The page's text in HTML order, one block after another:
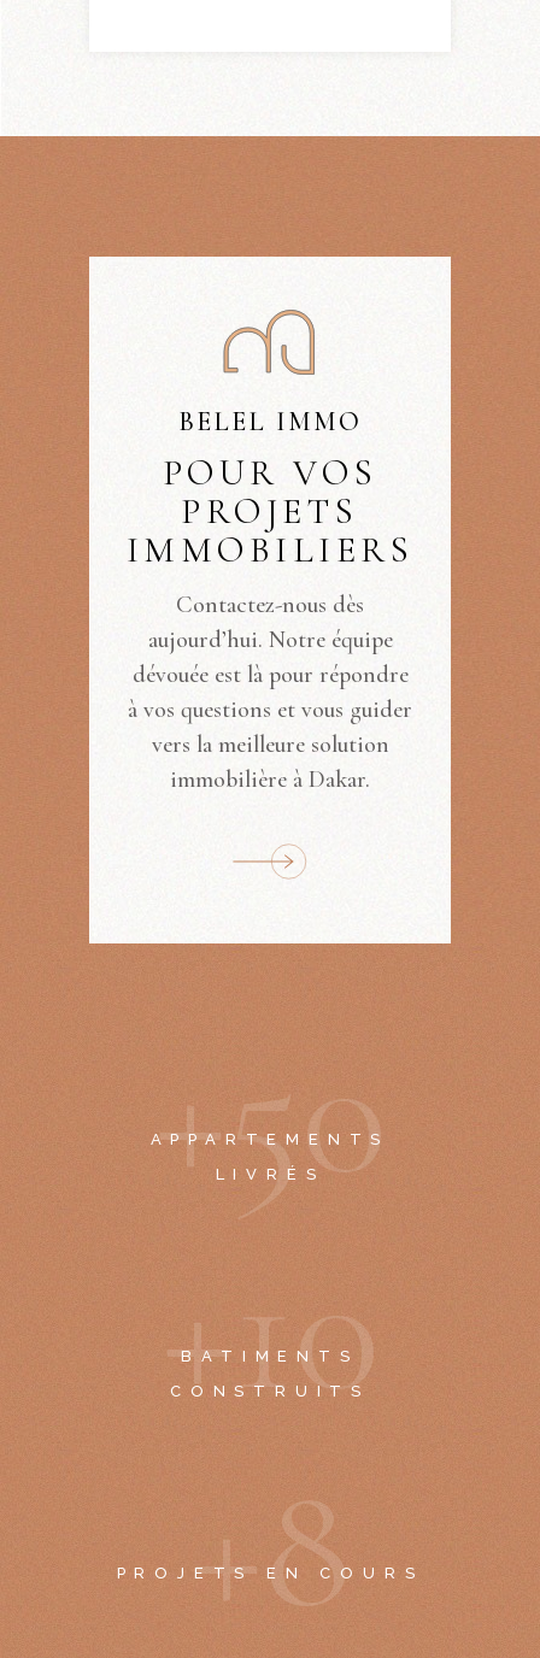
BELEL IMMO
POUR VOS
PROJETS
IMMOBILIERS
Contactez-nous dès
aujourd’hui. Notre équipe
dévouée est là pour répondre
à vos questions et vous guider
vers la meilleure solution
immobilière à Dakar.
+50
APPARTEMENTS
LIVRÉS
+10
BATIMENTS
CONSTRUITS
+8
PROJETS EN COURS